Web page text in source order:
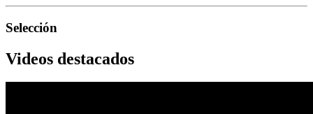
Selección
Videos destacados